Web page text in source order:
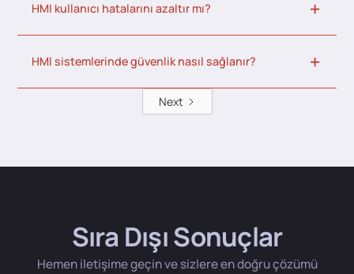
HMI kullanıcı hatalarını azaltır mı?
HMI sistemlerinde güvenlik nasıl sağlanır?
Next
Sıra Dışı Sonuçlar
Hemen iletişime geçin ve sizlere en doğru çözümü